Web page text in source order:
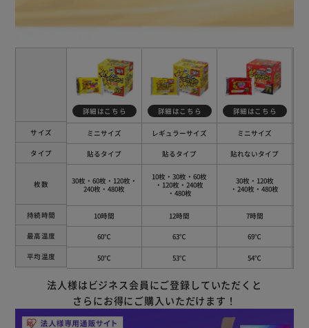
サイズ
タイプ
枚数
持続時間
最高温度
平均温度
詳細はこちら
ミニサイズ
貼るタイプ
30枚・60枚・120枚 ・
240枚・480枚
10時間
60℃
50℃
詳細はこちら
レギュラーサイズ
貼るタイプ
10枚・30枚・60枚
・120枚 ・240枚
・480枚
12時間
63℃
53℃
詳細はこちら
ミニサイズ
貼れないタイプ
30枚・120枚
・240枚・480枚
7時間
69℃
54℃
法人様はビジネス会員にご登録していただくと
さらにお得にご購入いただけます！